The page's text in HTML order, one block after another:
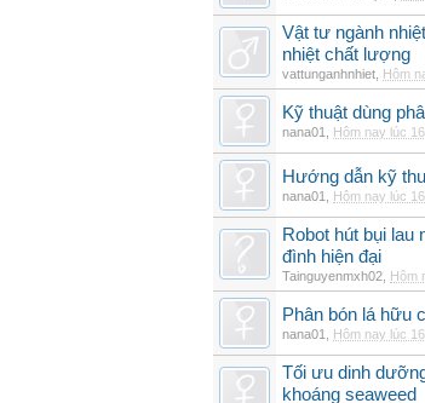
Vật tư ngành
nhiệt chất lượng
vattunganhnhiet Hôm
Kỹ thuật dùng
nana01 Hôm nay lúc
Hướng dẫn kỹ
nana01 Hôm nay lúc
Robot hút bụi lau
đình hiện đại
Tainguyenmxh02 Hôm
Phân bón lá hữu
nana01 Hôm nay lúc
Tối ưu dinh
khoáng seaweed